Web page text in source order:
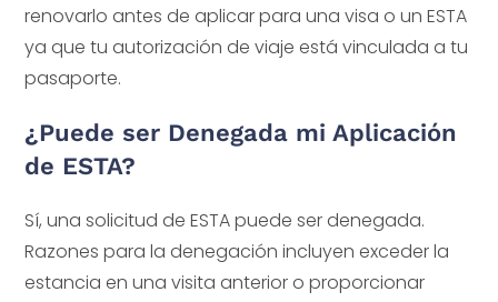
renovarlo antes de aplicar para una visa o un ESTA
ya que tu autorización de viaje está vinculada a tu
pasaporte.
¿Puede ser Denegada mi Aplicación
de ESTA?
Sí, una solicitud de ESTA puede ser denegada.
Razones para la denegación incluyen exceder la
estancia en una visita anterior o proporcionar